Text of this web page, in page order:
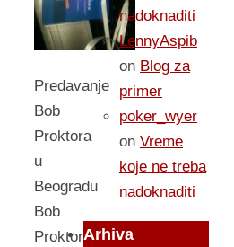
Predavanje
Bob
Proktora
u
Beogradu
Bob
Proktor
nadoknaditi
LennyAspib
on Blog za
primer
poker_wyer
on Vreme
koje ne treba
nadoknaditi
Arhiva